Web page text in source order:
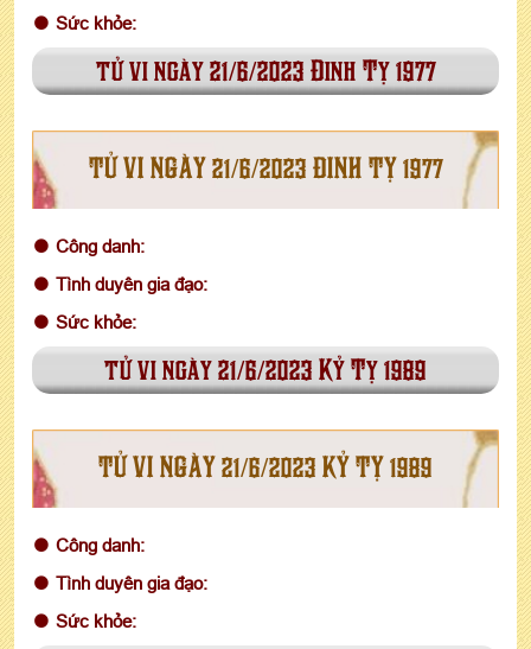
Sức khỏe:
tử vi ngày 21/6/2023 Đinh Tỵ 1977
TỬ VI NGÀY 21/6/2023 ĐINH TỴ 1977
Công danh:
Tình duyên gia đạo:
Sức khỏe:
tử vi ngày 21/6/2023 Kỷ Tỵ 1989
TỬ VI NGÀY 21/6/2023 KỶ TỴ 1989
Công danh:
Tình duyên gia đạo:
Sức khỏe: